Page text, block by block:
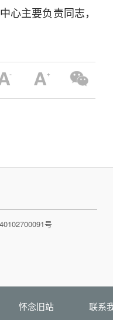
心主要负责同志，
号
怀念旧站 联系